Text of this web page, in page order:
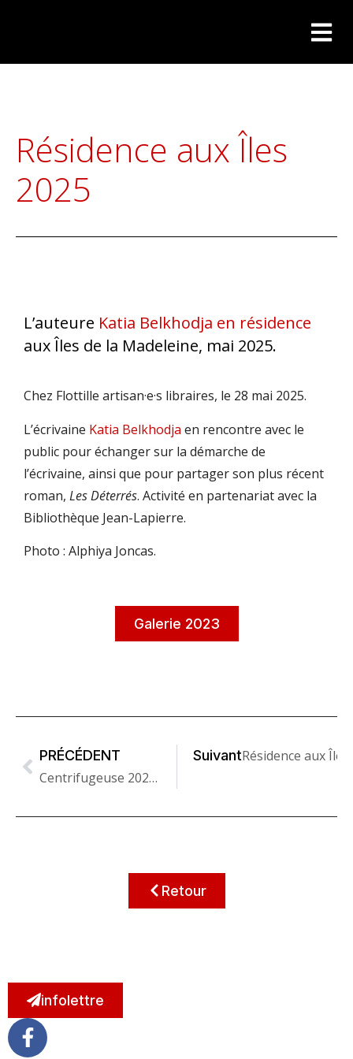
Résidence aux Îles
2025
L’auteure Katia Belkhodja en résidence
aux Îles de la Madeleine, mai 2025.
Chez Flottille artisan·e·s libraires, le 28 mai 2025.
L’écrivaine Katia Belkhodja en rencontre avec le
public pour échanger sur la démarche de
l’écrivaine, ainsi que pour partager son plus récent
roman, Les Déterrés. Activité en partenariat avec la
Bibliothèque Jean-Lapierre.
Photo : Alphiya Joncas.
Galerie 2023
PRÉCÉDENT
Centrifugeuse 2021-2023
SuivantRésidence aux Îles
Retour
infolettre